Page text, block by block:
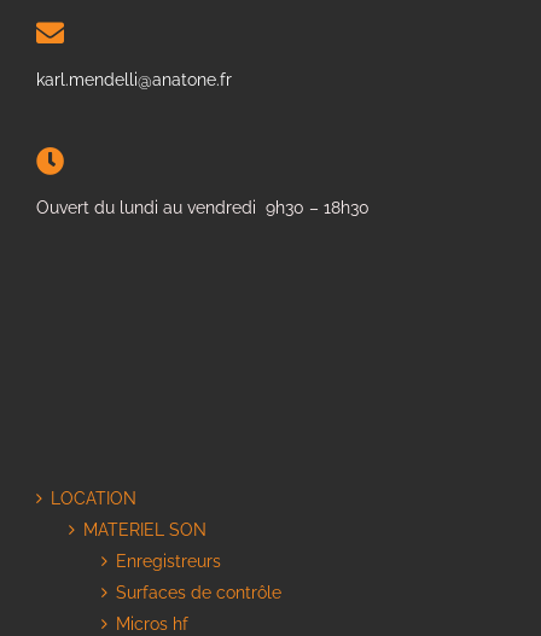
karl.mendelli@anatone.fr
Ouvert du lundi au vendredi 9h30 – 18h30
LOCATION
MATERIEL SON
Enregistreurs
Surfaces de contrôle
Micros hf